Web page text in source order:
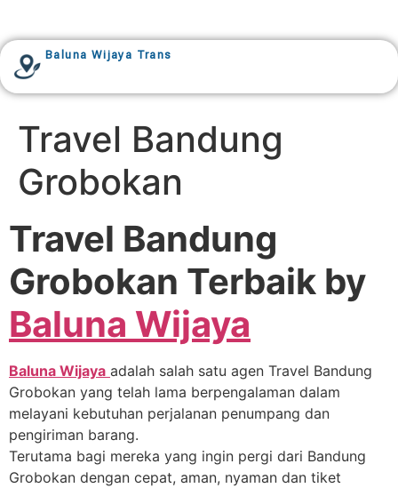
Baluna Wijaya Trans
Travel Bandung
Grobokan
Travel Bandung
Grobokan Terbaik by
Baluna Wijaya
Baluna Wijaya adalah salah satu agen Travel Bandung
Grobokan yang telah lama berpengalaman dalam
melayani kebutuhan perjalanan penumpang dan
pengiriman barang.
Terutama bagi mereka yang ingin pergi dari Bandung
Grobokan dengan cepat, aman, nyaman dan tiket